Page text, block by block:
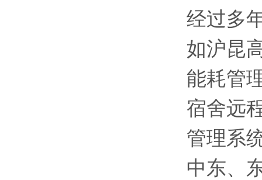
经过多
如沪昆
能耗管
宿舍远
管理系
中东、